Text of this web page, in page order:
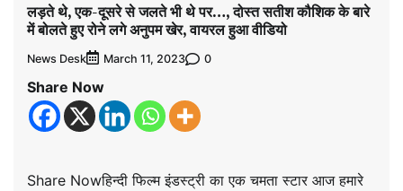
लड़ते थे, एक-दूसरे से जलते भी थे पर…, दोस्त सतीश कौशिक के बारे
में बोलते हुए रोने लगे अनुपम खेर, वायरल हुआ वीडियो
News Desk March 11, 2023 0
Share Now
Share Nowहिन्दी फिल्म इंडस्ट्री का एक चमता स्टार आज हमारे